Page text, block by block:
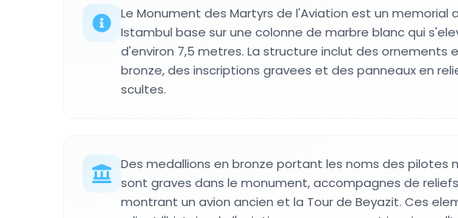
Le Monument des Martyrs de l'Aviation est un memorial a
Istambul base sur une colonne de marbre blanc qui
d'environ 7,5 metres. La structure inclut des ornements
bronze, des inscriptions gravees et des panneaux en
scultes.
Des medallions en bronze portant les noms des pilotes
sont graves dans le monument, accompagnes de reliefs
montrant un avion ancien et la Tour de Beyazit. Ces